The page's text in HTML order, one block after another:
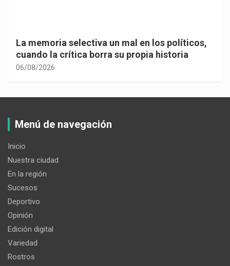
La memoria selectiva un mal en los políticos,
cuando la crítica borra su propia historia
06/08/2026
Menú de navegación
Inicio
Nuestra ciudad
En la región
Sucesos
Deportivo
Opinión
Edición digital
Variedad
Rostros